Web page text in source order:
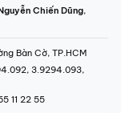
Chiến Dũng,
Bàn Cờ, TP.HCM
3.9294.093,
11 22 55